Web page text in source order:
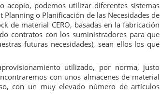
acopio, podemos utilizar diferentes sistemas
Planning o Planificación de las Necesidades de
de material CERO, basadas en la fabricación
contratos con los suministradores para que
futuras necesidades), sean ellos los que
utilizado, por norma, justo
con unos almacenes de material
con un muy elevado número de artículos